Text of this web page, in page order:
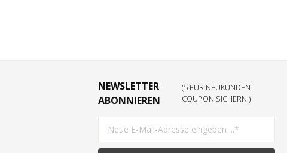
NEWSLETTER
ABONNIEREN
(5 EUR NEUKUNDEN-
COUPON SICHERN!)